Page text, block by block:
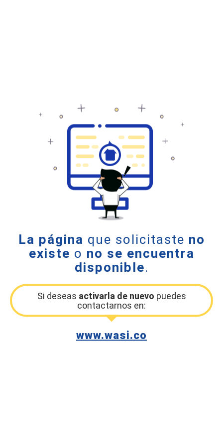
La página que solicitaste no
existe o no se encuentra
disponible.
Si deseas activarla de nuevo puedes
contactarnos en:
www.wasi.co